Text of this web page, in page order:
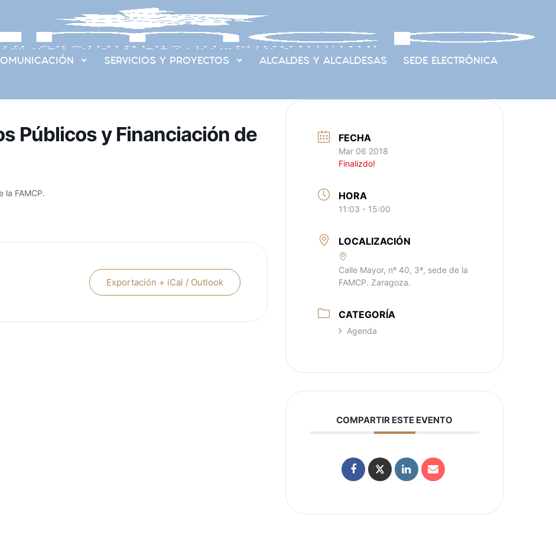
SERVICIOS Y PROYECTOS ALCALDES Y ALCALDESAS SEDE ELECTRÓNICA
Públicos y Financiación de
la FAMCP.
Exportación + iCal / Outlook
FECHA
Mar 06 2018
Finalizdo!
HORA
11:03 - 15:00
LOCALIZACIÓN
Calle Mayor, nº 40, 3ª, sede de la
FAMCP. Zaragoza.
CATEGORÍA
Agenda
COMPARTIR ESTE EVENTO